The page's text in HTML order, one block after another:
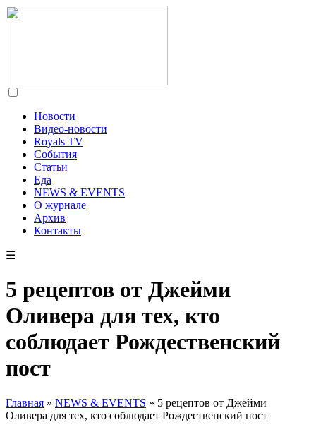
Новости
Видео-новости
Royals TV
События
Статьи
Еда
NEWS & EVENTS
О журнале
Архив
Контакты
☰
5 рецептов от Джейми
Оливера для тех, кто
соблюдает Рождественский
пост
Главная » NEWS & EVENTS » 5 рецептов от Джейми
Оливера для тех, кто соблюдает Рождественский пост